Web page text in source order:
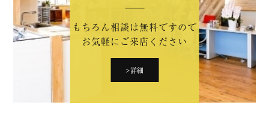
もちろん相談は無料ですので
お気軽にご来店ください
>詳細